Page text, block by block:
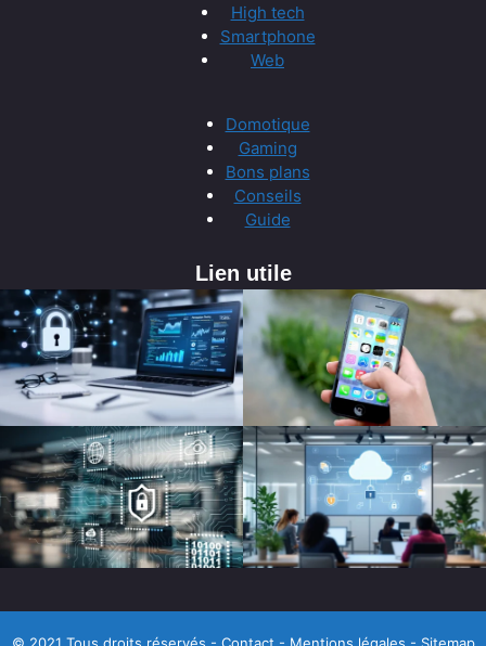
High tech
Smartphone
Web
Domotique
Gaming
Bons plans
Conseils
Guide
Lien utile